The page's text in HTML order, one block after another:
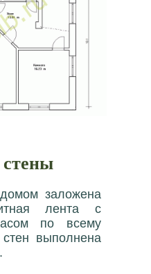
заложена
лента с
по всему
выполнена